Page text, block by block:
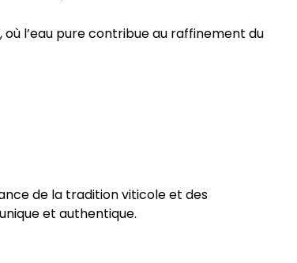
l’eau pure contribue au raffinement du
de la tradition viticole et des
et authentique.